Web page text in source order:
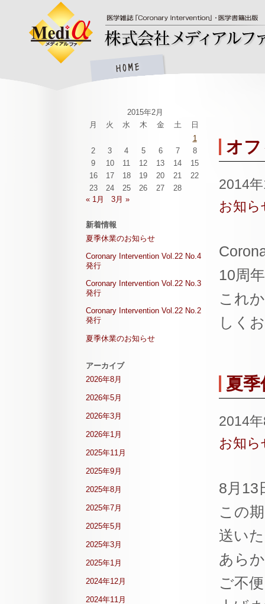
オ
2014
お知ら
10周
これ
しく
夏
2014
お知ら
8月13
この
送い
あら
ご不
2015年2月
月
火 水 木 金 土
日
1
2
3 4 5 6 7
8
9
10 11 12 13 14
15
16
17 18 19 20 21
22
23
24 25 26 27
28
« 1月
3月 »
新着情報
夏季休業のお知らせ
Coronary Intervention Vol.22 No.4
発行
Coronary Intervention Vol.22 No.3
発行
Coronary Intervention Vol.22 No.2
発行
夏季休業のお知らせ
アーカイブ
2026年8月
2026年5月
2026年3月
2026年1月
2025年11月
2025年9月
2025年8月
2025年7月
2025年5月
2025年3月
2025年1月
2024年12月
2024年11月